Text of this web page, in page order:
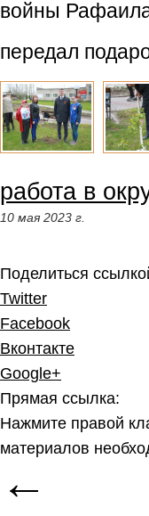
войны
передал
работа в
10 мая 2023 г.
Поделиться
Twitter
Facebook
Вконтакте
Google+
Прямая ссылка:
Нажмите правой
материалов
←